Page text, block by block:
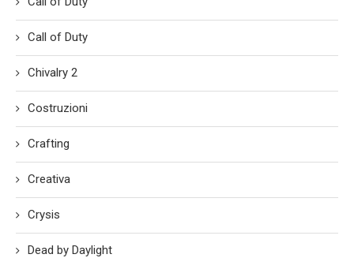
Call of Duty
Chivalry 2
Costruzioni
Crafting
Creativa
Crysis
Dead by Daylight